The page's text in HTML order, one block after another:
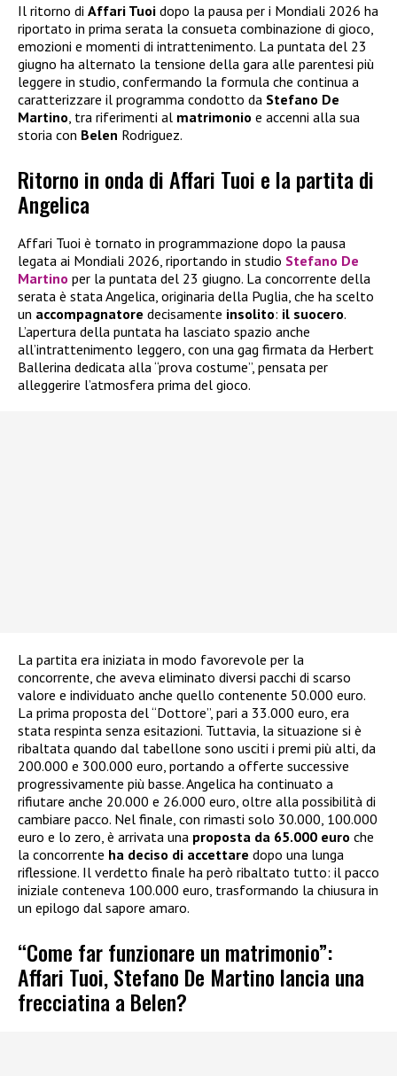
Il ritorno di Affari Tuoi dopo la pausa per i Mondiali 2026 ha
riportato in prima serata la consueta combinazione di gioco,
emozioni e momenti di intrattenimento. La puntata del 23
giugno ha alternato la tensione della gara alle parentesi più
leggere in studio, confermando la formula che continua a
caratterizzare il programma condotto da Stefano De
Martino , tra riferimenti al matrimonio e accenni alla sua
storia con Belen Rodriguez.
Ritorno in onda di Affari Tuoi e la partita di
Angelica
Affari Tuoi è tornato in programmazione dopo la pausa
legata ai Mondiali 2026, riportando in studio Stefano De
Martino per la puntata del 23 giugno. La concorrente della
serata è stata Angelica, originaria della Puglia, che ha scelto
un accompagnatore decisamente insolito: il suocero.
L’apertura della puntata ha lasciato spazio anche
all’intrattenimento leggero, con una gag firmata da Herbert
Ballerina dedicata alla “prova costume”, pensata per
alleggerire l’atmosfera prima del gioco.
La partita era iniziata in modo favorevole per la
concorrente, che aveva eliminato diversi pacchi di scarso
valore e individuato anche quello contenente 50.000 euro.
La prima proposta del “Dottore”, pari a 33.000 euro, era
stata respinta senza esitazioni. Tuttavia, la situazione si è
ribaltata quando dal tabellone sono usciti i premi più alti, da
200.000 e 300.000 euro, portando a offerte successive
progressivamente più basse. Angelica ha continuato a
rifiutare anche 20.000 e 26.000 euro, oltre alla possibilità di
cambiare pacco. Nel finale, con rimasti solo 30.000, 100.000
euro e lo zero, è arrivata una proposta da 65.000 euro che
la concorrente ha deciso di accettare dopo una lunga
riflessione. Il verdetto finale ha però ribaltato tutto: il pacco
iniziale conteneva 100.000 euro, trasformando la chiusura in
un epilogo dal sapore amaro.
“Come far funzionare un matrimonio”:
Affari Tuoi, Stefano De Martino lancia una
frecciatina a Belen?